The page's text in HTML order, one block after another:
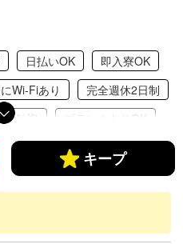
日払いOK
即入寮OK
Wi-Fiあり
完全週休2日制
ー歓迎
ブランクありOK
迎
不問
引きこもり歓迎
給与手渡しOK
キープ